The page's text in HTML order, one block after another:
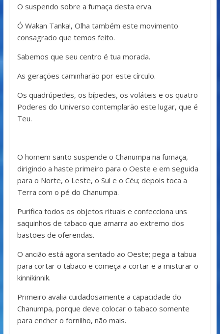
O suspendo sobre a fumaça desta erva.
Ó Wakan Tanka!, Olha também este movimento
consagrado que temos feito.
Sabemos que seu centro é tua morada.
As gerações caminharão por este círculo.
Os quadrúpedes, os bípedes, os voláteis e os quatro
Poderes do Universo contemplarão este lugar, que é
Teu.
O homem santo suspende o Chanumpa na fumaça,
dirigindo a haste primeiro para o Oeste e em seguida
para o Norte, o Leste, o Sul e o Céu; depois toca a
Terra com o pé do Chanumpa.
Purifica todos os objetos rituais e confecciona uns
saquinhos de tabaco que amarra ao extremo dos
bastões de oferendas.
O ancião está agora sentado ao Oeste; pega a tabua
para cortar o tabaco e começa a cortar e a misturar o
kinnikinnik.
Primeiro avalia cuidadosamente a capacidade do
Chanumpa, porque deve colocar o tabaco somente
para encher o fornilho, não mais.